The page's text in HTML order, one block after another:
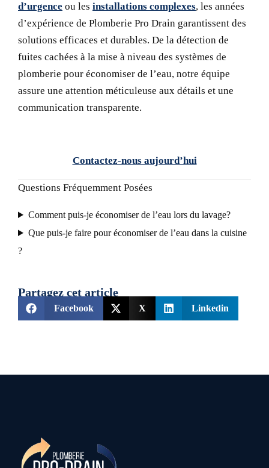
d’urgence ou les installations complexes, les années
d’expérience de Plomberie Pro Drain garantissent des
solutions efficaces et durables. De la détection de
fuites cachées à la mise à niveau des systèmes de
plomberie pour économiser de l’eau, notre équipe
assure une attention méticuleuse aux détails et une
communication transparente.
Contactez-nous aujourd’hui
Questions Fréquemment Posées
Comment puis-je économiser de l’eau lors du lavage?
Que puis-je faire pour économiser de l’eau dans la cuisine
?
Partagez cet article
Facebook X Linkedin